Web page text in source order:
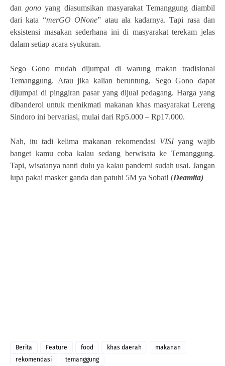
dangono yang diasumsikan masyarakat Temanggung diambil
dari kata “merGO ONone” atau ala kadarnya. Tapi rasa dan
eksistensi masakan sederhana ini di masyarakat terekam jelas
dalam setiap acara syukuran.
Sego Gono mudah dijumpai di warung makan tradisional
Temanggung. Atau jika kalian beruntung, Sego Gono dapat
dijumpai di pinggiran pasar yang dijual pedagang. Harga yang
dibanderol untuk menikmati makanan khas masyarakat Lereng
Sindoro ini bervariasi, mulai dari Rp5.000 – Rp17.000.
Nah, itu tadi kelima makanan rekomendasi VISIyang wajib
banget kamu coba kalau sedang berwisata ke Temanggung.
Tapi, wisatanya nanti dulu ya kalau pandemi sudah usai. Jangan
lupa pakai masker ganda dan patuhi 5M ya Sobat! (Deamita)
Berita Feature food khas daerah
makanan
rekomendasi
temanggung